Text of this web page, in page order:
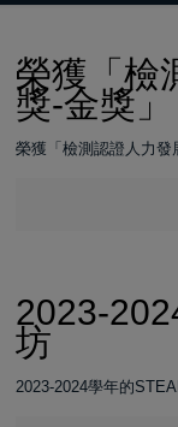
榮獲「檢
獎-金獎」
榮獲「檢測認證人力
2023-
坊
2023-2024學年的